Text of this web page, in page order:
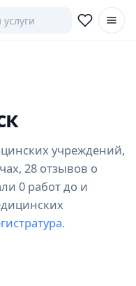
учреждений,
28 отзывов о
0 работ до и